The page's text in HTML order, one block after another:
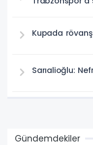
Kupada
Sarıalioğlu:
Gündemdekiler